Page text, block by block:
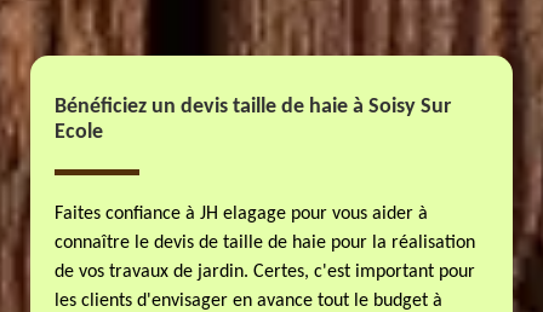
Bénéficiez un devis taille de haie à Soisy Sur
Ecole
Faites confiance à JH elagage pour vous aider à
connaître le devis de taille de haie pour la réalisation
de vos travaux de jardin. Certes, c'est important pour
les clients d'envisager en avance tout le budget à